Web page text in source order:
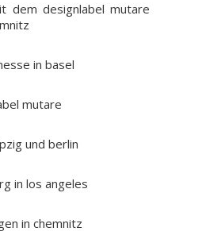
dem designlabel mutare
in basel
mutare
und berlin
in los angeles
in chemnitz